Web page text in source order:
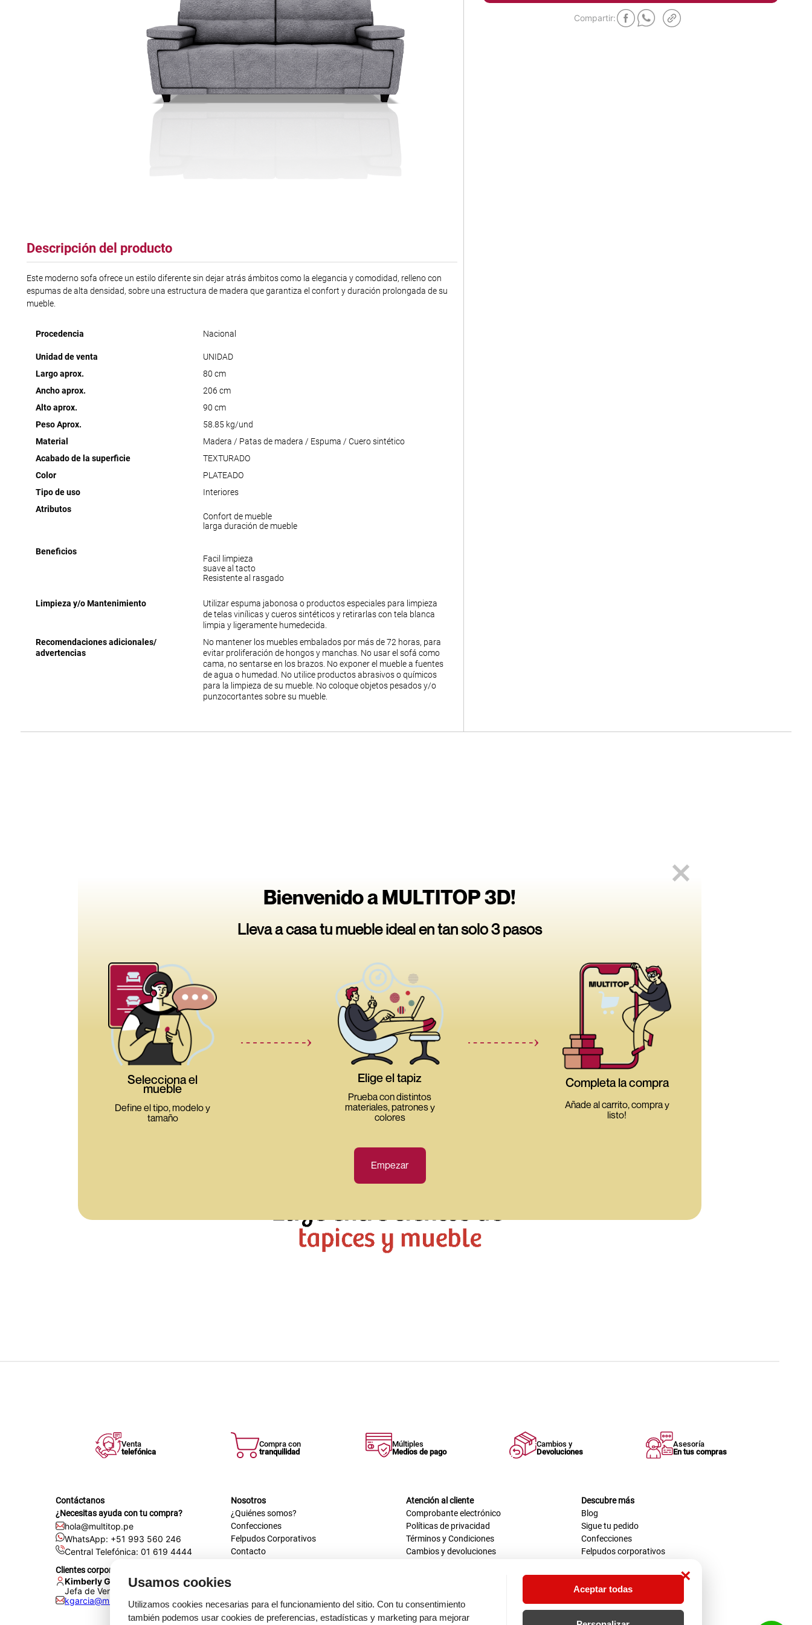
×
Usamos cookies
Utilizamos cookies necesarias para el funcionamiento del sitio. Con tu consentimiento
también podemos usar cookies de preferencias, estadísticas y marketing para mejorar
Aceptar todas
Descripción del producto
Este moderno sofa ofrece un estilo diferente sin dejar atrás ámbitos como la elegancia y comodidad, relleno con
espumas de alta densidad, sobre una estructura de madera que garantiza el confort y duración prolongada de su
mueble.
Procedencia Nacional
Unidad de venta
UNIDAD
Largo aprox.
80 cm
Ancho aprox.
206 cm
Alto aprox.
90 cm
Peso Aprox.
58.85 kg/und
Material
Madera / Patas de madera / Espuma / Cuero sintético
Acabado de la superficie
TEXTURADO
Color
PLATEADO
Tipo de uso
Interiores
Atributos
Confort de mueble
larga duración de mueble
Beneficios
Facil limpieza
suave al tacto
Resistente al rasgado
Limpieza y/o Mantenimiento
Utilizar espuma jabonosa o productos especiales para limpieza
de telas vinílicas y cueros sintéticos y retirarlas con tela blanca
limpia y ligeramente humedecida.
Recomendaciones adicionales/
advertencias
No mantener los muebles embalados por más de 72 horas, para
evitar proliferación de hongos y manchas. No usar el sofá como
cama, no sentarse en los brazos. No exponer el mueble a fuentes
de agua o humedad. No utilice productos abrasivos o químicos
para la limpieza de su mueble. No coloque objetos pesados y/o
punzocortantes sobre su mueble.
Venta
telefónica
Compra con
tranquilidad
Múltiples
Medios de pago
Cambios y
Devoluciones
Asesoría
En tus compras
Contáctanos
¿Necesitas ayuda con tu compra?
hola@multitop.pe
WhatsApp: +51 993 560 246
Central Telefónica: 01 619 4444
Clientes corporativos
Kimberly Garcia
Jefa de Ventas Empresas
kgarcia@multitop.pe
Nosotros
¿Quiénes somos?
Confecciones
Felpudos Corporativos
Contacto
Tienda física
Av. Iquitos 670 - 699, La Victoria
Atención al cliente
Comprobante electrónico
Políticas de privacidad
Términos y Condiciones
Cambios y devoluciones
Descubre más
Blog
Sigue tu pedido
Confecciones
Felpudos corporativos
plastico